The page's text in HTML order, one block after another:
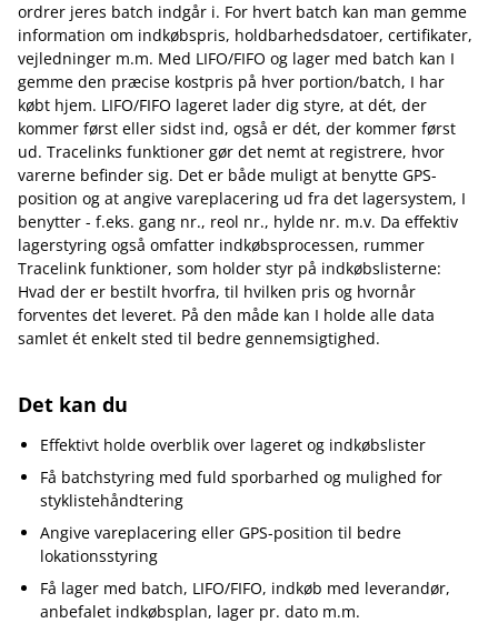
ordrer jeres batch indgår i. For hvert batch kan man gemme
information om indkøbspris, holdbarhedsdatoer, certifikater,
vejledninger m.m. Med LIFO/FIFO og lager med batch kan I
gemme den præcise kostpris på hver portion/batch, I har
købt hjem. LIFO/FIFO lageret lader dig styre, at dét, der
kommer først eller sidst ind, også er dét, der kommer først
ud. Tracelinks funktioner gør det nemt at registrere, hvor
varerne befinder sig. Det er både muligt at benytte GPS-
position og at angive vareplacering ud fra det lagersystem, I
benytter - f.eks. gang nr., reol nr., hylde nr. m.v. Da effektiv
lagerstyring også omfatter indkøbsprocessen, rummer
Tracelink funktioner, som holder styr på indkøbslisterne:
Hvad der er bestilt hvorfra, til hvilken pris og hvornår
forventes det leveret. På den måde kan I holde alle data
samlet ét enkelt sted til bedre gennemsigtighed.
Det kan du
Effektivt holde overblik over lageret og indkøbslister
Få batchstyring med fuld sporbarhed og mulighed for
styklistehåndtering
Angive vareplacering eller GPS-position til bedre
lokationsstyring
Få lager med batch, LIFO/FIFO, indkøb med leverandør,
anbefalet indkøbsplan, lager pr. dato m.m.